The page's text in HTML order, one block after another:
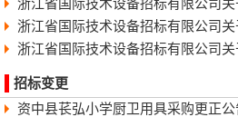
浙江省国际技术设备招标有限公司关于浙江省中医院冲
浙江省国际技术设备招标有限公司关于浙江省中医院
浙江省国际技术设备招标有限公司关于浙江省中医院平
招标变更
资中县苌弘小学厨卫用具采购更正公